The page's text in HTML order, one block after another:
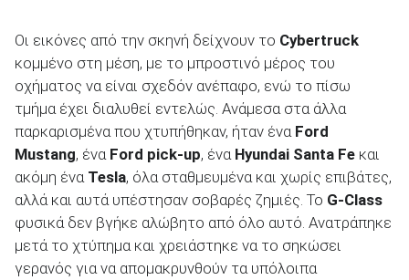
Οι εικόνες από την σκηνή δείχνουν το Cybertruck
κομμένο στη μέση, με το μπροστινό μέρος του
οχήματος να είναι σχεδόν ανέπαφο, ενώ το πίσω
τμήμα έχει διαλυθεί εντελώς. Ανάμεσα στα άλλα
παρκαρισμένα που χτυπήθηκαν, ήταν ένα Ford
Mustang, ένα Ford pick-up, ένα Hyundai Santa Fe και
ακόμη ένα Tesla, όλα σταθμευμένα και χωρίς επιβάτες,
αλλά και αυτά υπέστησαν σοβαρές ζημιές. To G-Class
φυσικά δεν βγήκε αλώβητο από όλο αυτό. Ανατράπηκε
μετά το χτύπημα και χρειάστηκε να το σηκώσει
γερανός για να απομακρυνθούν τα υπόλοιπα